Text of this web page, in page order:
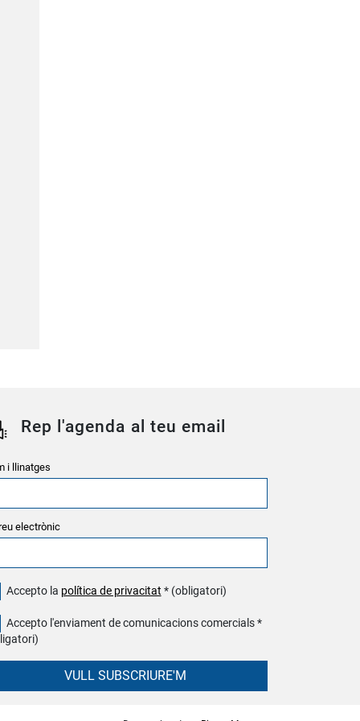
Rep l'agenda al teu email
i llinatges
electrònic
Accepto la política de privacitat * (obligatori)
Accepto l'enviament de comunicacions comercials *
VULL SUBSCRIURE'M